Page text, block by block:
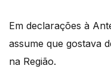
Em declarações à
assume que gostava
na Região.